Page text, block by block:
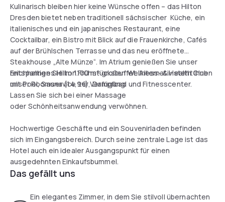
Kulinarisch bleiben hier keine Wünsche offen – das Hilton
Dresden bietet neben traditionell sächsischer Küche, ein
italienisches und ein japanisches Restaurant, eine
Cocktailbar, ein Bistro mit Blick auf die Frauenkirche, Cafés
auf der Brühlschen Terrasse und das neu eröffnete
Steakhouse „Alte Münze“. Im Atrium genießen Sie unser
reichhaltiges Hilton Frühstücksbuffet. Alternativ steht Ihnen
unser Roomservice zur Verfügung.
Entspannen Sie im 1.100 m² großen Wellness- & Health Club
mit Pool, Sauna (14,9€), Dampfbad und Fitnesscenter.
Lassen Sie sich bei einer Massage
oder Schönheitsanwendung verwöhnen.
Hochwertige Geschäfte und ein Souvenirladen befinden
sich im Eingangsbereich. Durch seine zentrale Lage ist das
Hotel auch ein idealer Ausgangspunkt für einen
ausgedehnten Einkaufsbummel.
Das gefällt uns
Ein elegantes Zimmer, in dem Sie stilvoll übernachten